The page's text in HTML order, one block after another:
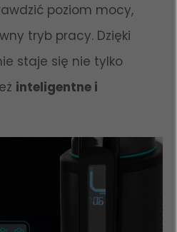
poziom mocy,
tryb pracy. Dzięki
staje się nie tylko
inteligentne i